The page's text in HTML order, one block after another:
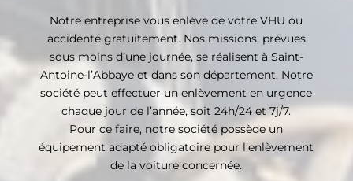
Notre entreprise vous enlève de votre VHU ou
accidenté gratuitement. Nos missions, prévues
sous moins d’une journée, se réalisent à Saint-
Antoine-l’Abbaye et dans son département. Notre
société peut effectuer un enlèvement en urgence
chaque jour de l’année, soit 24h/24 et 7j/7.
Pour ce faire, notre société possède un
équipement adapté obligatoire pour l’enlèvement
de la voiture concernée.